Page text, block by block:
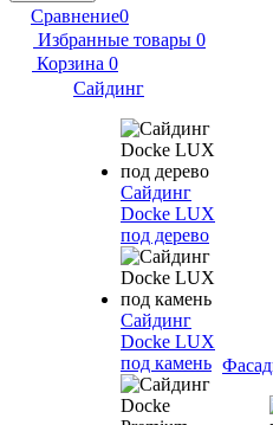
Сравнение0
Избранные товары 0
Корзина 0
Сайдинг
Сайдинг
Docke LUX
под дерево
Сайдинг
Docke LUX
под камень